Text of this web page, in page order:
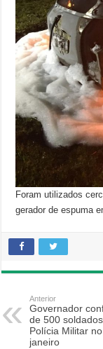
Foram utilizados
gerador de espuma
Anterior
Governador
de 500
Polícia Militar
janeiro